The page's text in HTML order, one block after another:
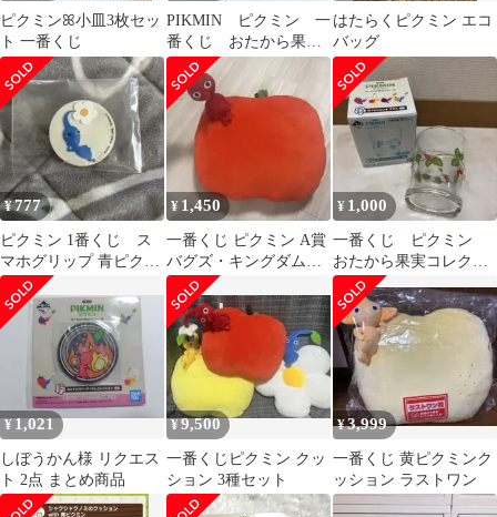
ピクミンꕤ︎︎小皿3枚セッ
ト 一番くじ
PIKMIN ピクミン 一
番くじ おたから果実
コレクション ピクミ
ンと果実の小皿
はたらくピクミン エコ
バッグ
¥777
ピクミン 1番くじ ス
マホグリップ 青ピクミ
ン 未使用品
¥ 1,450
一番くじ ピクミン A賞
バグズ・キングダムの
クッションwith 赤ピク
ミン
¥ 1,000
一番くじ ピクミン
おたから果実コレクシ
ョン D賞 グラス
¥1,021
しぼうかん様 リクエス
ト 2点 まとめ商品
¥9,500
一番くじピクミン クッ
ション 3種セット
¥3,999
一番くじ 黄ピクミンク
ッション ラストワン